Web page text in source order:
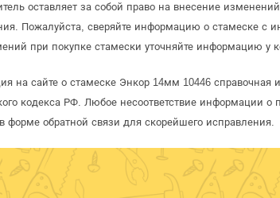
оставляет за собой право на внесение
Пожалуйста, сверяйте информацию о стамеске
при покупке стамески уточняйте информацию у
на сайте о стамеске Энкор 14мм 10446
кодекса РФ. Любое несоответствие информации
форме обратной связи для скорейшего исправления.